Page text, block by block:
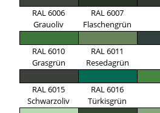
RAL 6006
Grauoliv
RAL 6007
Flaschengrün
RAL 6010
Grasgrün
RAL 6011
Resedagrün
RAL 6015
Schwarzoliv
RAL 6016
Türkisgrün